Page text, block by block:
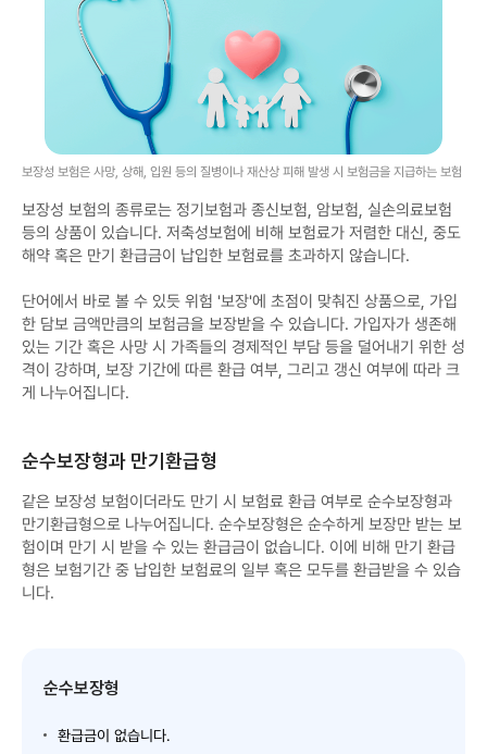
보장성 보험은 사망, 상해, 입원 등의 질병이나 재산상 피해 발생 시 보험금을 지급하는 보험
보장성 보험의 종류로는 정기보험과 종신보험, 암보험, 실손의료보험
등의 상품이 있습니다. 저축성보험에 비해 보험료가 저렴한 대신, 중도
해약 혹은 만기 환급금이 납입한 보험료를 초과하지 않습니다.
단어에서 바로 볼 수 있듯 위험 '보장'에 초점이 맞춰진 상품으로, 가입
한 담보 금액만큼의 보험금을 보장받을 수 있습니다. 가입자가 생존해
있는 기간 혹은 사망 시 가족들의 경제적인 부담 등을 덜어내기 위한 성
격이 강하며, 보장 기간에 따른 환급 여부, 그리고 갱신 여부에 따라 크
게 나누어집니다.
순수보장형과 만기환급형
같은 보장성 보험이더라도 만기 시 보험료 환급 여부로 순수보장형과
만기환급형으로 나누어집니다. 순수보장형은 순수하게 보장만 받는 보
험이며 만기 시 받을 수 있는 환급금이 없습니다. 이에 비해 만기 환급
형은 보험기간 중 납입한 보험료의 일부 혹은 모두를 환급받을 수 있습
니다.
순수보장형
환급금이 없습니다.